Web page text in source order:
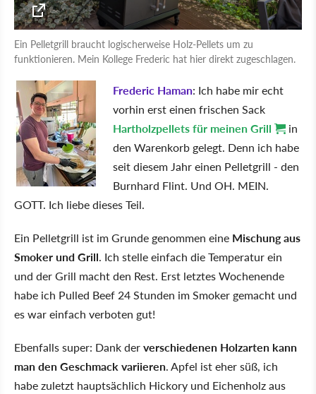
Ein Pelletgrill braucht logischerweise Holz-Pellets um zu
funktionieren. Mein Kollege Frederic hat hier direkt zugeschlagen.
Frederic Haman: Ich habe mir echt
vorhin erst einen frischen Sack
Hartholzpellets für meinen Grill
in
den Warenkorb gelegt. Denn ich habe
seit diesem Jahr einen Pelletgrill - den
Burnhard Flint. Und OH. MEIN.
GOTT. Ich liebe dieses Teil.
Ein Pelletgrill ist im Grunde genommen eine Mischung aus
Smoker und Grill. Ich stelle einfach die Temperatur ein
und der Grill macht den Rest. Erst letztes Wochenende
habe ich Pulled Beef 24 Stunden im Smoker gemacht und
es war einfach verboten gut!
Ebenfalls super: Dank derverschiedenen Holzarten kann
man den Geschmack variieren. Apfel ist eher süß, ich
habe zuletzt hauptsächlich Hickory und Eichenholz aus